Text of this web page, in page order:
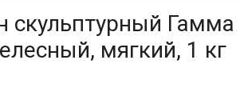
скульптурный Гамма
мягкий, 1 кг